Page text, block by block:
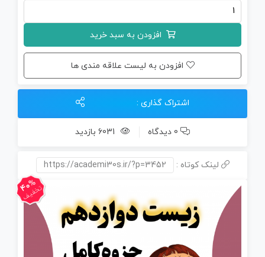
جزوه
کامل
دوازدهم
عدد
افزودن به سبد خرید
افزودن به لیست علاقه مندی ها
اشتراک گذاری :
0 دیدگاه 6031 بازدید
لینک کوتاه : https://academi30s.ir/?p=3452
40%
تخفیف